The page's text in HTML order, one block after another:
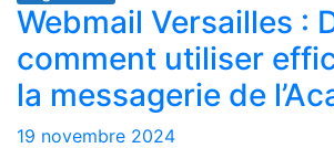
Webmail Versailles :
comment utiliser
la messagerie de
19 novembre 2024